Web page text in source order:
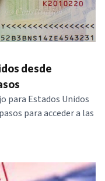
desde
para Estados Unidos
para acceder a las